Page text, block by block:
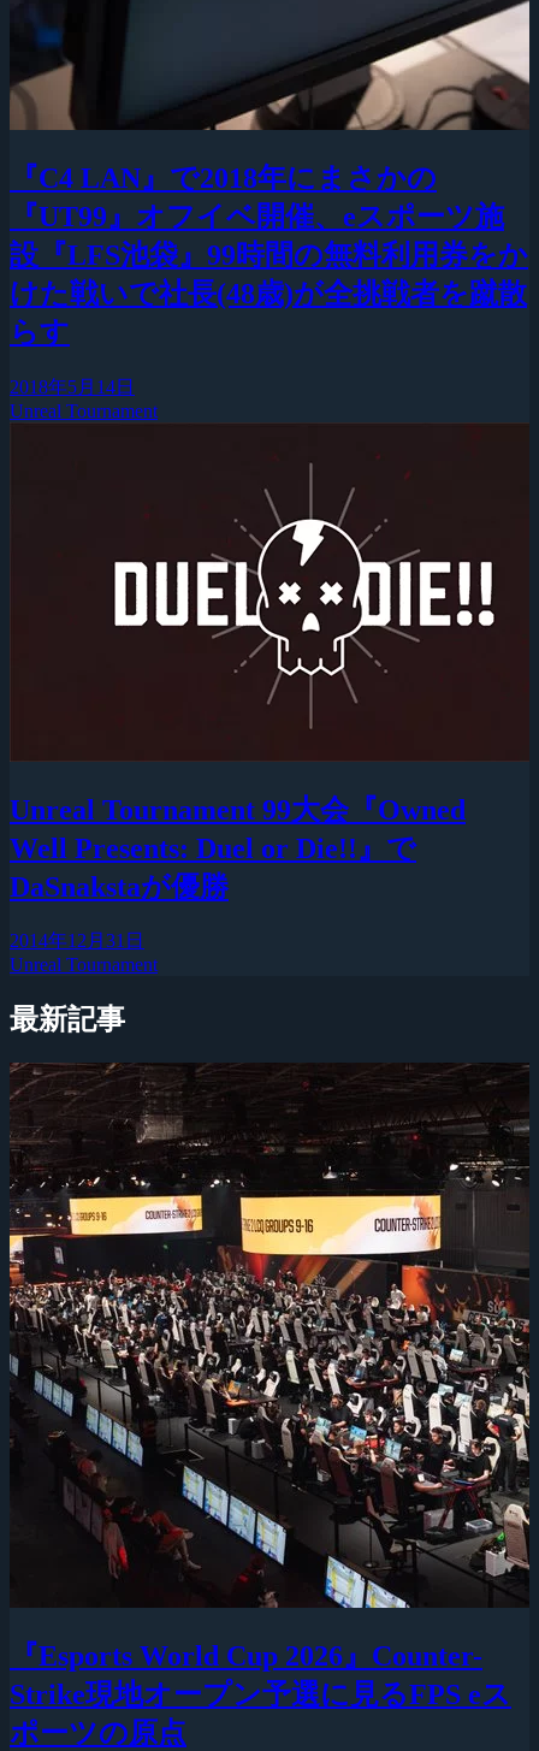
『C4 LAN』で2018年にまさかの
『UT99』オフイベ開催、eスポーツ施
設『LFS池袋』99時間の無料利用券をか
けた戦いで社長(48歳)が全挑戦者を蹴散
らす
2018年5月14日
Unreal Tournament
Unreal Tournament 99大会『Owned
Well Presents: Duel or Die!!』で
DaSnakstaが優勝
2014年12月31日
Unreal Tournament
最新記事
『Esports World Cup 2026』Counter-
Strike現地オープン予選に見るFPS eス
ポーツの原点